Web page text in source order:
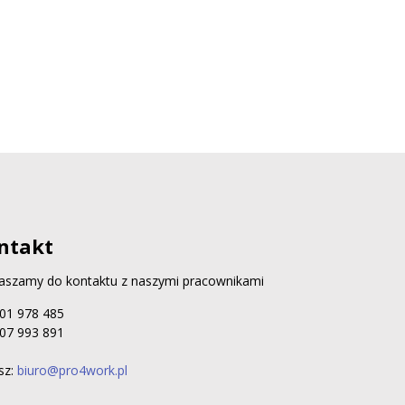
do kontaktu z naszymi pracownikami
978 485
993 891
biuro@pro4work.pl